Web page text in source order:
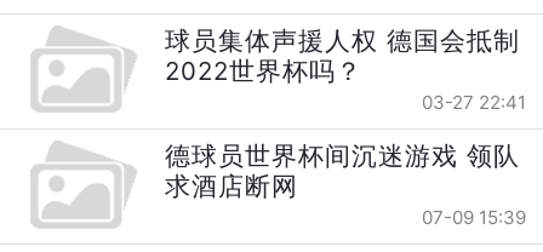
球员集体声援人权 德国会抵制
2022世界杯吗？
03-27 22:41
德球员世界杯间沉迷游戏 领队
求酒店断网
07-09 15:39